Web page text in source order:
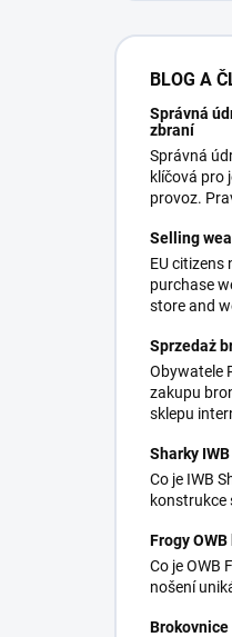
BLOG A
Správná
zbraní
Správná
klíčová pro
provoz.
Selling
EU
purchase
store and
Sprzedaż
Obywatele
zakupu
sklepu
Sharky
Co je IWB
konstrukce
Frogy
Co je OWB
nošení
Brokovnice